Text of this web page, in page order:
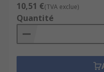
10,51 €(TVA exclue)
Quantité